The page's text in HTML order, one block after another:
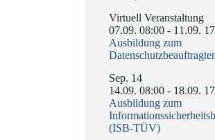
Virtuell Veranstaltung
07.09. 08:00 - 11.09.
Ausbildung zum
Sep. 14
14.09. 08:00 - 18.09.
Ausbildung zum
(ISB-TÜV)